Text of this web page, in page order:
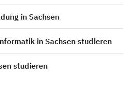
in Sachsen
in Sachsen studieren
studieren